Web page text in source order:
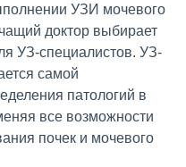
УЗИ мочевого
доктор выбирает
УЗ-специалистов. УЗ-
самой
патологий в
все возможности
почек и мочевого